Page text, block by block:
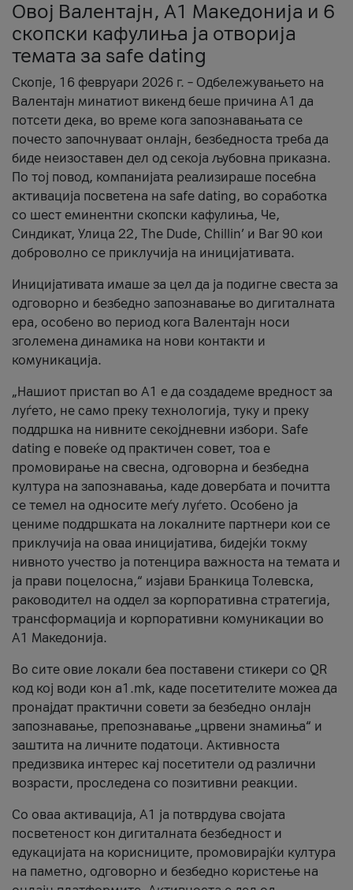
Овој Валентајн, A1 Македонија и 6
скопски кафулиња ја отворија
темата за safe dating
Скопје, 16 февруари 2026 г. – Одбележувањето на
Валентајн минатиот викенд беше причина А1 да
потсети дека, во време кога запознавањата се
почесто започнуваат онлајн, безбедноста треба да
биде неизоставен дел од секоја љубовна приказна.
По тој повод, компанијата реализираше посебна
активација посветена на safe dating, во соработка
со шест еминентни скопски кафулиња, Че,
Синдикат, Улица 22, The Dude, Chillin’ и Bar 90 кои
доброволно се приклучија на иницијативата.
Иницијативата имаше за цел да ја подигне свеста за
одговорно и безбедно запознавање во дигиталната
ера, особено во период кога Валентајн носи
зголемена динамика на нови контакти и
комуникација.
„Нашиот пристап во А1 е да создадеме вредност за
луѓето, не само преку технологија, туку и преку
поддршка на нивните секојдневни избори. Safe
dating е повеќе од практичен совет, тоа е
промовирање на свесна, одговорна и безбедна
култура на запознавања, каде довербата и почитта
се темел на односите меѓу луѓето. Особено ја
цениме поддршката на локалните партнери кои се
приклучија на оваа иницијатива, бидејќи токму
нивното учество ја потенцира важноста на темата и
ја прави поцелосна,“ изјави Бранкица Толевска,
раководител на оддел за корпоративна стратегија,
трансформација и корпоративни комуникации во
А1 Македонија.
Во сите овие локали беа поставени стикери со QR
код кој води кон a1.mk, каде посетителите можеа да
пронајдат практични совети за безбедно онлајн
запознавање, препознавање „црвени знамиња“ и
заштита на личните податоци. Активноста
предизвика интерес кај посетители од различни
возрасти, проследена со позитивни реакции.
Со оваа активација, А1 ја потврдува својата
посветеност кон дигиталната безбедност и
едукацијата на корисниците, промовирајќи култура
на паметно, одговорно и безбедно користење на